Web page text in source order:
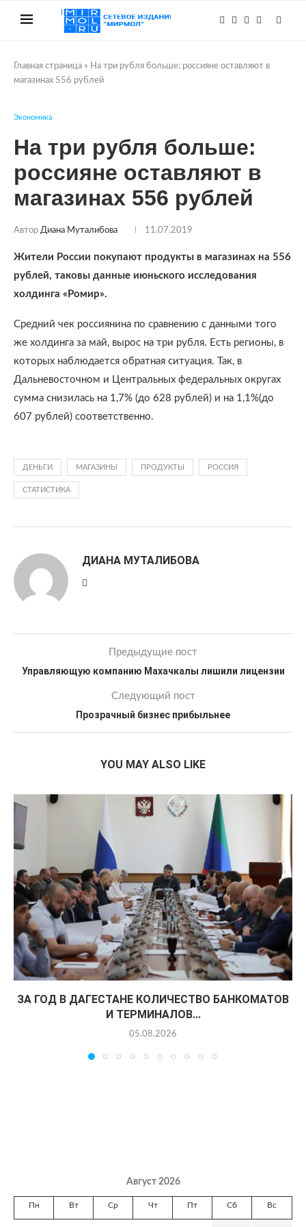
Главная страница » На три рубля больше: россияне оставляют в
магазинах 556 рублей
Экономика
На три рубля больше:
россияне оставляют в
магазинах 556 рублей
Автор Диана Муталибова 11.07.2019
Жители России покупают продукты в магазинах на 556
рублей, таковы данные июньского исследования
холдинга «Ромир».
Средний чек россиянина по сравнению с данными того
же холдинга за май, вырос на три рубля. Есть регионы, в
которых наблюдается обратная ситуация. Так, в
Дальневосточном и Центральных федеральных округах
сумма снизилась на 1,7% (до 628 рублей) и на 1,1%(до
607 рублей) соответственно.
ДЕНЬГИ МАГАЗИНЫ ПРОДУКТЫ РОССИЯ
СТАТИСТИКА
ДИАНА МУТАЛИБОВА
Предыдущие пост
Управляющую компанию Махачкалы лишили лицензии
Следующий пост
Прозрачный бизнес прибыльнее
YOU MAY ALSO LIKE
ЗА ГОД В ДАГЕСТАНЕ КОЛИЧЕСТВО БАНКОМАТОВ
И ТЕРМИНАЛОВ...
05.08.2026
Август 2026
Пн Вт Ср Чт Пт Сб Вс